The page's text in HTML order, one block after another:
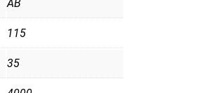
АВ
115
35